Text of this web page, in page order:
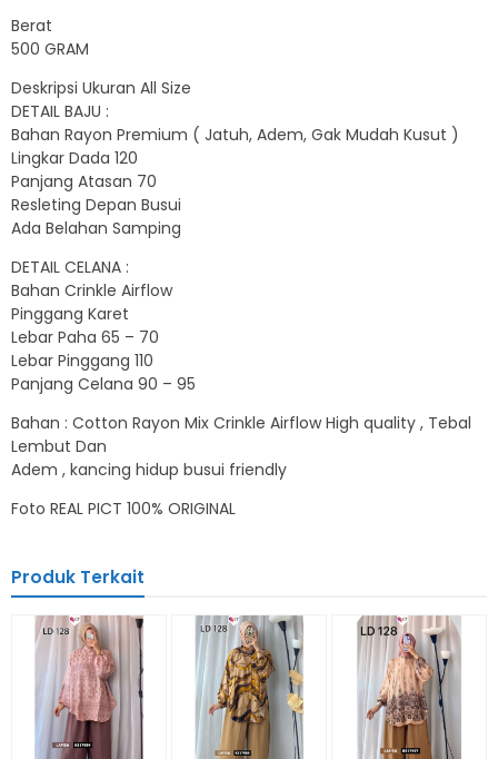
Berat
500 GRAM
Deskripsi Ukuran All Size
DETAIL BAJU :
Bahan Rayon Premium ( Jatuh, Adem, Gak Mudah Kusut )
Lingkar Dada 120
Panjang Atasan 70
Resleting Depan Busui
Ada Belahan Samping
DETAIL CELANA :
Bahan Crinkle Airflow
Pinggang Karet
Lebar Paha 65 – 70
Lebar Pinggang 110
Panjang Celana 90 – 95
Bahan : Cotton Rayon Mix Crinkle Airflow High quality , Tebal
Lembut Dan
Adem , kancing hidup busui friendly
Foto REAL PICT 100% ORIGINAL
Produk Terkait